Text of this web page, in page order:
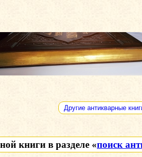
Другие антикварные
книги в разделе «поиск